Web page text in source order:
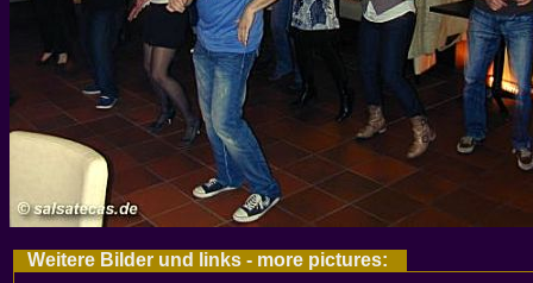
Weitere Bilder und links - more pictures: